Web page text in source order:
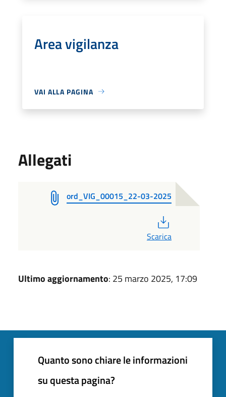
Area vigilanza
VAI ALLA PAGINA
Allegati
ord_VIG_00015_22-03-2025
Scarica
Ultimo aggiornamento: 25 marzo 2025, 17:09
Quanto sono chiare le informazioni
su questa pagina?